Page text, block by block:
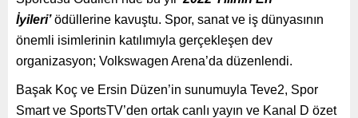
İyileri’ödüllerine kavuştu. Spor, sanat ve iş dünyasının
önemli isimlerinin katılımıyla gerçekleşen dev
organizasyon; Volkswagen Arena’da düzenlendi.
Başak Koç ve Ersin Düzen’in sunumuyla Teve2, Spor
Smart ve SportsTV’den ortak canlı yayın ve Kanal D özet